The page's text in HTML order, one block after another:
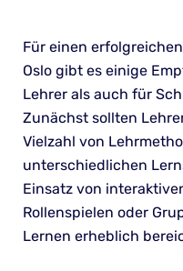
Für einen
Oslo gibt es einige
Lehrer als auch für
Zunächst sollten
Vielzahl von
unterschiedlichen
Einsatz von
Rollenspielen oder
Lernen erheblich